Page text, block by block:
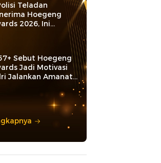
Teladan
Hoegeng
2026, Ini
dan Kiprahnya
Sebut Hoegeng
Jadi Motivasi
Jalankan Amanat